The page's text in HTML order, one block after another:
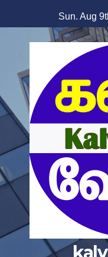
to
content
Sun. Aug